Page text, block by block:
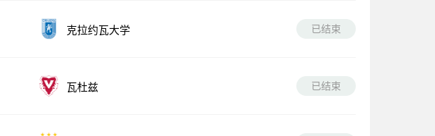
克拉约瓦大学 已结束
瓦杜兹 已结束